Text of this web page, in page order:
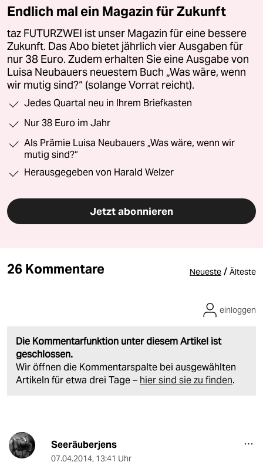
Endlich mal ein Magazin für Zukunft
taz FUTURZWEI ist unser Magazin für eine bessere
Zukunft. Das Abo bietet jährlich vier Ausgaben für
nur 38 Euro. Zudem erhalten Sie eine Ausgabe von
Luisa Neubauers neuestem Buch „Was wäre, wenn
wir mutig sind?“ (solange Vorrat reicht).
Jedes Quartal neu in Ihrem Briefkasten
Nur 38 Euro im Jahr
Als Prämie Luisa Neubauers „Was wäre, wenn wir
mutig sind?“
Herausgegeben von Harald Welzer
Jetzt abonnieren
26 Kommentare Neueste / Älteste
Die Kommentarfunktion unter diesem Artikel ist
geschlossen.
Wir öffnen die Kommentarspalte bei ausgewählten
Artikeln für etwa drei Tage – hier sind sie zu finden.
einloggen
Seeräuberjens
07.04.2014, 13:41 Uhr